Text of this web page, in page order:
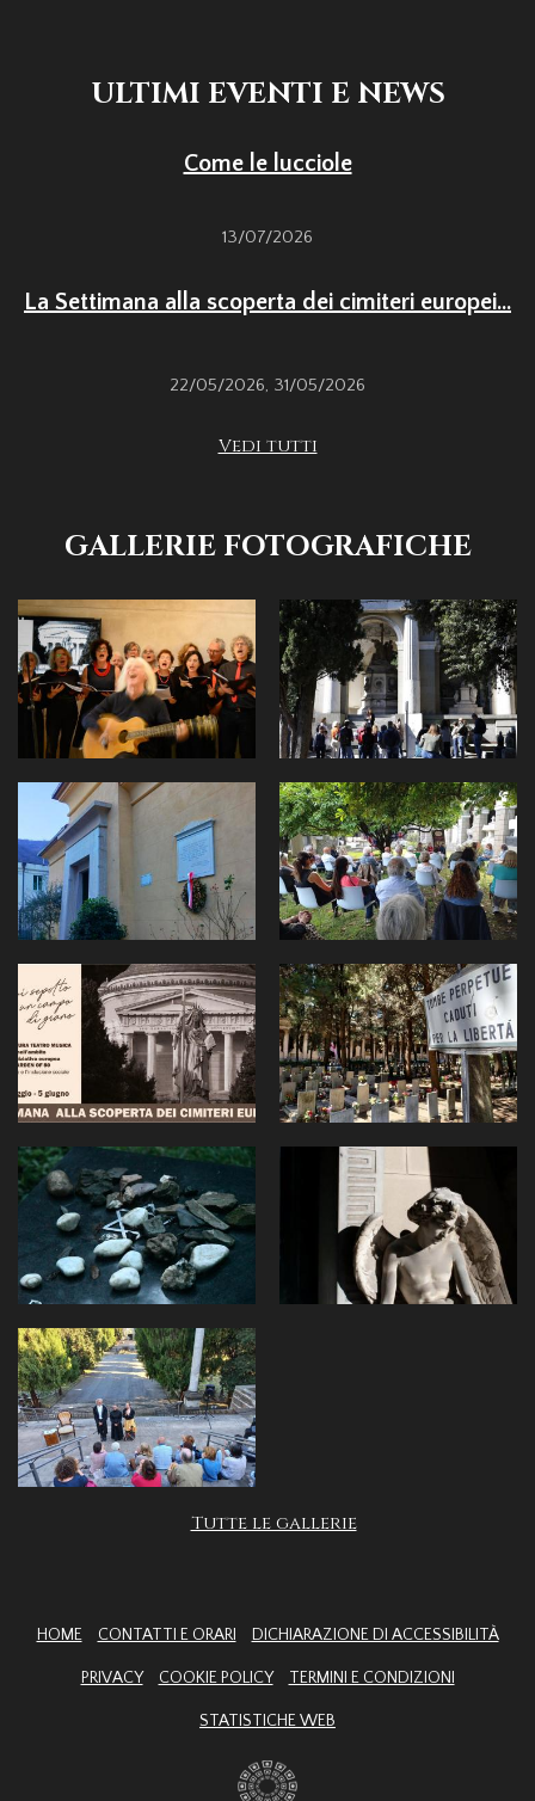
ULTIMI EVENTI E NEWS
Come le lucciole
13/07/2026
La Settimana alla scoperta dei cimiteri europei...
22/05/2026, 31/05/2026
Vedi tutti
GALLERIE FOTOGRAFICHE
Tutte le gallerie
HOME CONTATTI E ORARI DICHIARAZIONE DI ACCESSIBILITÀ
PRIVACY COOKIE POLICY TERMINI E CONDIZIONI
STATISTICHE WEB